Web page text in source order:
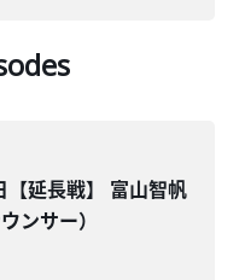
【延長戦】 富山智帆
ンサー）